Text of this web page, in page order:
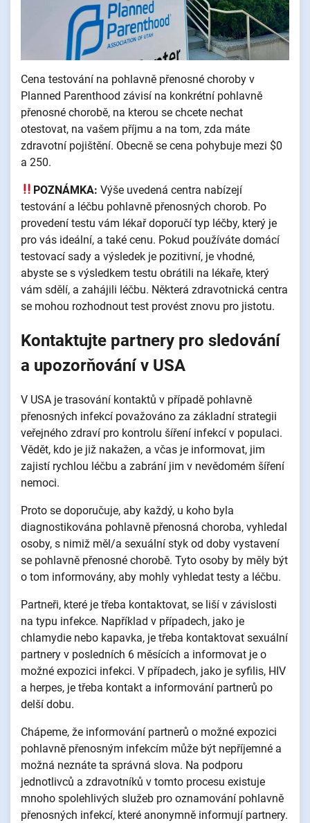
Cena testování na pohlavně přenosné choroby v
Planned Parenthood závisí na konkrétní pohlavně
přenosné chorobě, na kterou se chcete nechat
otestovat, na vašem příjmu a na tom, zda máte
zdravotní pojištění. Obecně se cena pohybuje mezi $0
a 250.
POZNÁMKA: Výše uvedená centra nabízejí
testování a léčbu pohlavně přenosných chorob. Po
provedení testu vám lékař doporučí typ léčby, který je
pro vás ideální, a také cenu. Pokud používáte domácí
testovací sady a výsledek je pozitivní, je vhodné,
abyste se s výsledkem testu obrátili na lékaře, který
vám sdělí, a zahájili léčbu. Některá zdravotnická centra
se mohou rozhodnout test provést znovu pro jistotu.
Kontaktujte partnery pro sledování
a upozorňování v USA
V USA je trasování kontaktů v případě pohlavně
přenosných infekcí považováno za základní strategii
veřejného zdraví pro kontrolu šíření infekcí v populaci.
Vědět, kdo je již nakažen, a včas je informovat, jim
zajistí rychlou léčbu a zabrání jim v nevědomém šíření
nemoci.
Proto se doporučuje, aby každý, u koho byla
diagnostikována pohlavně přenosná choroba, vyhledal
osoby, s nimiž měl/a sexuální styk od doby vystavení
se pohlavně přenosné chorobě. Tyto osoby by měly být
o tom informovány, aby mohly vyhledat testy a léčbu.
Partneři, které je třeba kontaktovat, se liší v závislosti
na typu infekce. Například v případech, jako je
chlamydie nebo kapavka, je třeba kontaktovat sexuální
partnery v posledních 6 měsících a informovat je o
možné expozici infekci. V případech, jako je syfilis, HIV
a herpes, je třeba kontakt a informování partnerů po
delší dobu.
Chápeme, že informování partnerů o možné expozici
pohlavně přenosným infekcím může být nepříjemné a
možná neznáte ta správná slova. Na podporu
jednotlivců a zdravotníků v tomto procesu existuje
mnoho spolehlivých služeb pro oznamování pohlavně
přenosných infekcí, které anonymně informují partnery.